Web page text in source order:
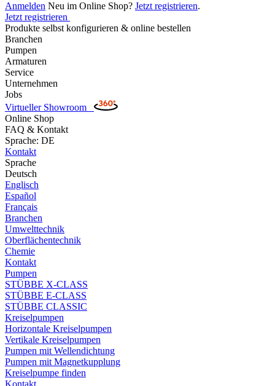
Anmelden Neu im Online Shop? Jetzt registrieren.
Jetzt registrieren
Produkte selbst konfigurieren & online bestellen
Branchen
Pumpen
Armaturen
Service
Unternehmen
Jobs
Virtueller Showroom
Online Shop
FAQ & Kontakt
Sprache: DE
Kontakt
Sprache
Deutsch
Englisch
Español
Français
Branchen
Umwelttechnik
Oberflächentechnik
Chemie
Kontakt
Pumpen
STÜBBE X-CLASS
STÜBBE E-CLASS
STÜBBE CLASSIC
Kreiselpumpen
Horizontale Kreiselpumpen
Vertikale Kreiselpumpen
Pumpen mit Wellendichtung
Pumpen mit Magnetkupplung
Kreiselpumpe finden